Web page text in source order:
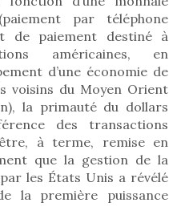
par téléphone
de paiement destiné à
américaines, en
d’une économie de
voisins du Moyen Orient
la primauté du dollars
des transactions
à terme, remise en
que la gestion de la
les États Unis a révélé
la première puissance